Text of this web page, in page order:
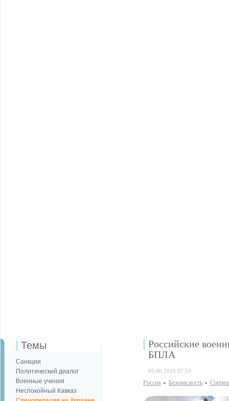
Темы
Санкции
Политический диалог
Военные учения
Неспокойный Кавказ
Российские
БПЛА
05.06.2026 07:54
Россия Безопаcность